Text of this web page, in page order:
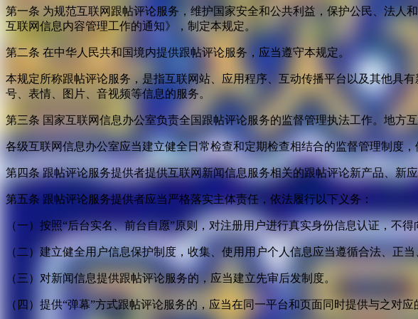
第一条 为规范互联网跟帖评论服务，维护国家安全和公共利益，保护公民、法
互联网信息内容管理工作的通知》，制定本规定。
第二条 在中华人民共和国境内提供跟帖评论服务，应当遵守本规定。
本规定所称跟帖评论服务，是指互联网站、应用程序、互动传播平台以及其他具
号、表情、图片、音视频等信息的服务。
第三条 国家互联网信息办公室负责全国跟帖评论服务的监督管理执法工作。地
各级互联网信息办公室应当建立健全日常检查和定期检查相结合的监督管理制度
第四条 跟帖评论服务提供者提供互联网新闻信息服务相关的跟帖评论新产品、
第五条 跟帖评论服务提供者应当严格落实主体责任，依法履行以下义务：
（一）按照“后台实名、前台自愿”原则，对注册用户进行真实身份信息认证，不
（二）建立健全用户信息保护制度，收集、使用用户个人信息应当遵循合法、
（三）对新闻信息提供跟帖评论服务的，应当建立先审后发制度。
（四）提供“弹幕”方式跟帖评论服务的，应当在同一平台和页面同时提供与之对应